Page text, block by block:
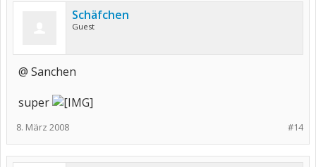
Schäfchen
Guest
@ Sanchen
super
#14
8. März 2008